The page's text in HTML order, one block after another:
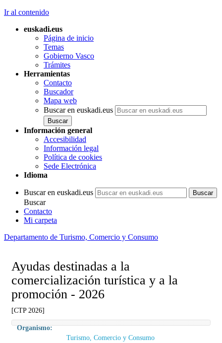
Ir al contenido
euskadi.eus
Página de inicio
Temas
Gobierno Vasco
Trámites
Herramientas
Contacto
Buscador
Mapa web
Buscar en euskadi.eus
Información general
Accesibilidad
Información legal
Política de cookies
Sede Electrónica
Idioma
Buscar en euskadi.eus
Buscar
Contacto
Mi carpeta
Departamento de Turismo, Comercio y Consumo
Ayudas destinadas a la
comercialización turística y a la
promoción - 2026
[CTP 2026]
Organismo:
Turismo, Comercio y Consumo